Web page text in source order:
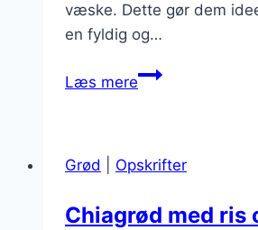
væske. Dette gør dem
en fyldig og…
Læs mereChiagrød
kartoffel
Grød Opskrifter
Chiagrød med ris